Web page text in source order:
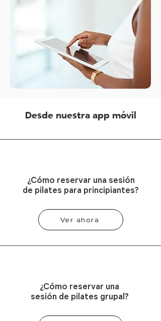
Desde nuestra app móvil
¿Cómo reservar una sesión
de pilates para principiantes?
Ver ahora
¿Cómo reservar una
sesión de pilates grupal?